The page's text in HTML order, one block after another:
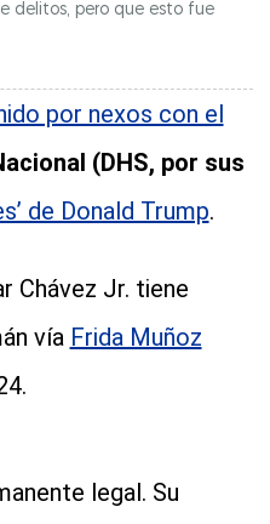
delitos, pero que esto fue
por nexos con el
(DHS, por sus
de Donald Trump.
Chávez Jr. tiene
vía Frida Muñoz
legal. Su